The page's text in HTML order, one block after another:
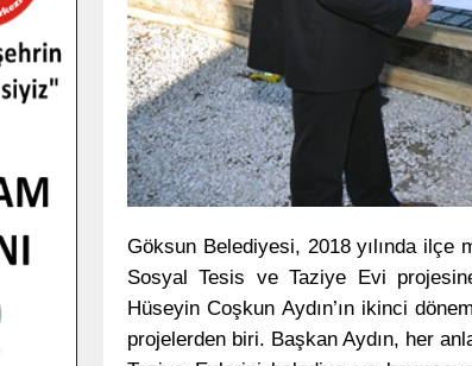
Göksun Belediyesi, 2018 yılında ilçe
Sosyal Tesis ve Taziye Evi
Hüseyin Coşkun Aydın’ın ikinci
projelerden biri. Başkan Aydın, her